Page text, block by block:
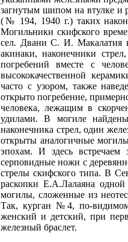
загнутым шипом на втулке и
(№ 194, 1940 г.) таких
Могильники скифского
сел. Двани С. И. Макалатия
акинаки, наконечники
погребений вместе с
высококачественной
часто с узором, также
открыто погребение,
человека, лежащим в
удилами. В могиле
наконечника стрел, один
открыты аналогичные
эпохам. И здесь встречаем
серповидные ножи с
стрелы скифского типа. В
раскопки Е.А.Лалаяна
могилы, сложенные из
Так, курган №4, по-
женский и детский, при
железный браслет.